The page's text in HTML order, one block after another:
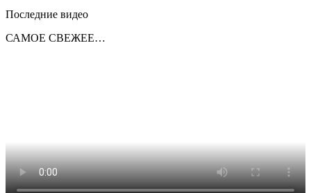
Последние видео
САМОЕ СВЕЖЕЕ…